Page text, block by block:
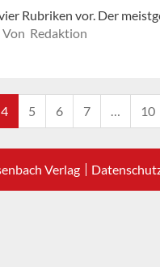
Rubriken vor. Der
Von Redaktion
4 5 6 7 … 10
Verlag